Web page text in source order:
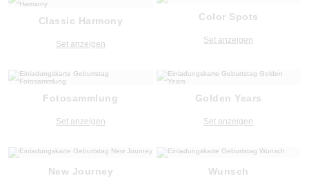
Classic Harmony
Set anzeigen
Color Spots
Set anzeigen
Fotosammlung
Set anzeigen
Golden Years
Set anzeigen
New Journey Wunsch